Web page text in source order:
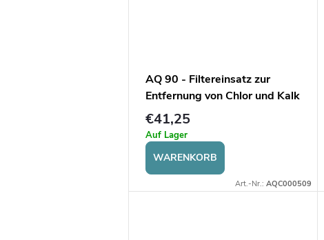
AQ 90 - Filtereinsatz zur
Entfernung von Chlor und Kalk
€41,25
Auf Lager
WARENKORB
Art.-Nr.:AQC000509